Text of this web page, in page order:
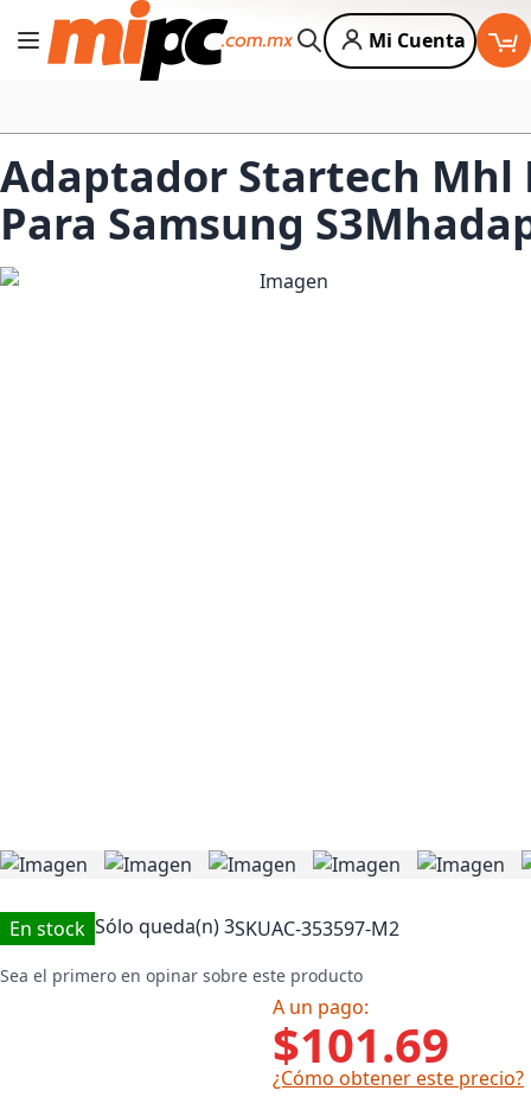
Cambiar Nav
Buscar
Mi Cuenta
Adaptador Startech Mhl
Para Samsung
En stock Sólo queda(n)3SKUAC-353597-M2
Sea el primero en opinar sobre este producto
A un pago:
$101.69
¿Cómo obtener este precio?